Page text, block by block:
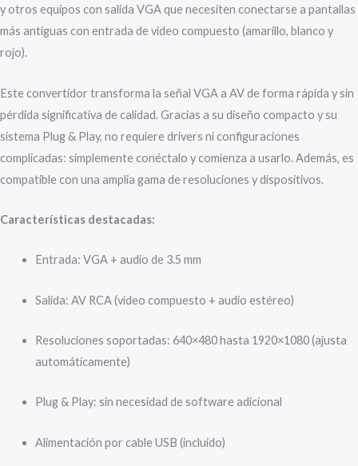
y otros equipos con salida VGA que necesiten conectarse a pantallas
más antiguas con entrada de video compuesto (amarillo, blanco y
rojo).
Este convertidor transforma la señal VGA a AV de forma rápida y sin
pérdida significativa de calidad. Gracias a su diseño compacto y su
sistema Plug & Play, no requiere drivers ni configuraciones
complicadas: simplemente conéctalo y comienza a usarlo. Además, es
compatible con una amplia gama de resoluciones y dispositivos.
Características destacadas:
Entrada: VGA + audio de 3.5 mm
Salida: AV RCA (video compuesto + audio estéreo)
Resoluciones soportadas: 640×480 hasta 1920×1080 (ajusta
automáticamente)
Plug & Play: sin necesidad de software adicional
Alimentación por cable USB (incluido)